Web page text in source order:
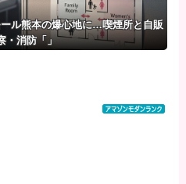
ール熊本の爆心地に…喫煙所と自販
・消防「」